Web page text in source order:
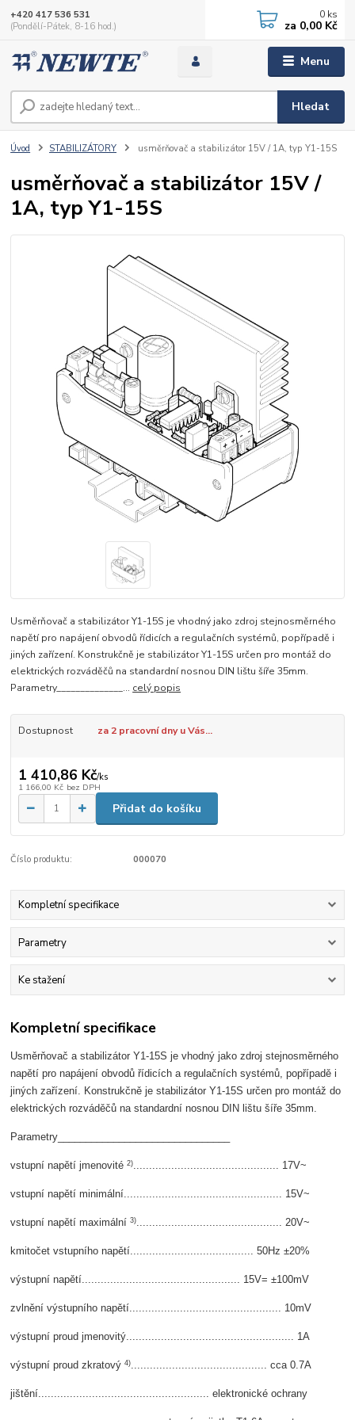
Menu
Hledat
+420 417 536 531
(Pondělí-Pátek, 8-16 hod.)
0 ks
za 0,00 Kč
Úvod STABILIZÁTORY usměrňovač a stabilizátor 15V / 1A, typ Y1-15S
usměrňovač a stabilizátor 15V /
1A, typ Y1-15S
Usměrňovač a stabilizátor Y1-15S je vhodný jako zdroj stejnosměrného
napětí pro napájení obvodů řídicích a regulačních systémů, popřípadě i
jiných zařízení. Konstrukčně je stabilizátor Y1-15S určen pro montáž do
elektrických rozváděčů na standardní nosnou DIN lištu šíře 35mm.
Parametry______________... celý popis
Dostupnost za 2 pracovní dny u Vás...
1 410,86 Kč/ks
1 166,00 Kč bez DPH
Přidat do košíku
Číslo produktu: 000070
Kompletní specifikace
Parametry
Ke stažení
Kompletní specifikace
Usměrňovač a stabilizátor Y1-15S je vhodný jako zdroj stejnosměrného
napětí pro napájení obvodů řídicích a regulačních systémů, popřípadě i
jiných zařízení. Konstrukčně je stabilizátor Y1-15S určen pro montáž do
elektrických rozváděčů na standardní nosnou DIN lištu šíře 35mm.
Parametry_______________________________
vstupní napětí jmenovité2).............................................. 17V~
vstupní napětí minimální.................................................. 15V~
vstupní napětí maximální3).............................................. 20V~
kmitočet vstupního napětí....................................... 50Hz ±20%
výstupní napětí.................................................. 15V= ±100mV
zvlnění výstupního napětí................................................ 10mV
výstupní proud jmenovitý..................................................... 1A
výstupní proud zkratový4)........................................... cca 0.7A
jištění...................................................... elektronické ochrany